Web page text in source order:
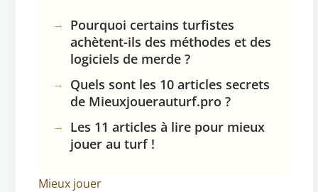
Pourquoi certains turfistes
achètent-ils des méthodes et des
logiciels de merde ?
Quels sont les 10 articles secrets
de Mieuxjouerauturf.pro ?
Les 11 articles à lire pour mieux
jouer au turf !
Mieux jouer